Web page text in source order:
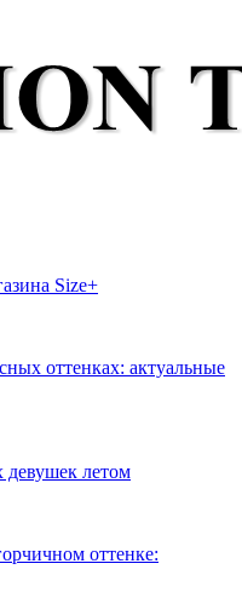
Size+
оттенках: актуальные
девушек летом
оттенке: